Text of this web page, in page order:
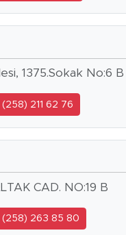
1375.Sokak No:6
211 62 76
CAD. NO:19 B
(258) 263 85 80